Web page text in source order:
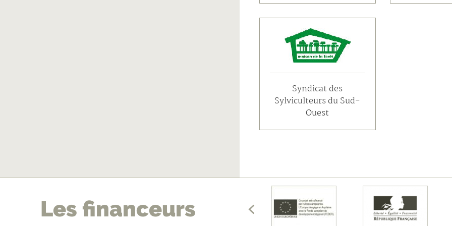
Syndicat des
Sylviculteurs du Sud-
Ouest
Les financeurs Afficher